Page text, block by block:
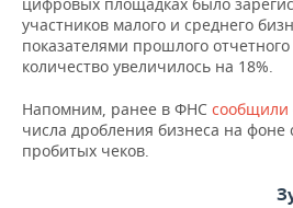
участников малого и среднего
показателями прошлого
количество увеличилось на 18%.
Напомним, ранее в ФНС сообщили
числа дробления бизнеса на фоне
пробитых чеков.